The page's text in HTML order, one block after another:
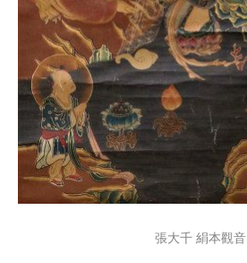
張大千 絹本觀音